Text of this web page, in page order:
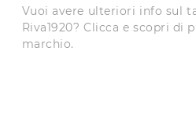
Vuoi avere ulteriori info sul
Riva1920? Clicca e scopri di
marchio.